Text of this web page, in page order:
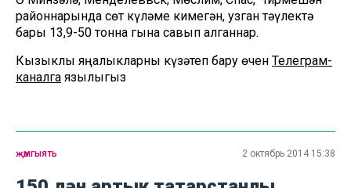
районнарында сөт күләме кимегән, узган тәүлектә
бары 13,9-50 тонна гына савып алганнар.
Кызыклы яңалыкларны күзәтеп бару өчен Телеграм-
каналга язылыгыз
җәмгыять 2 октябрь 2014 15:38